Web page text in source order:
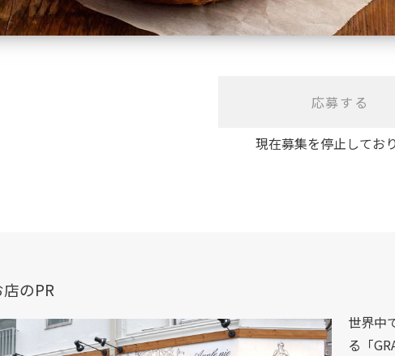
応募する
現在募集を停止してお
店のPR
世界中
る「